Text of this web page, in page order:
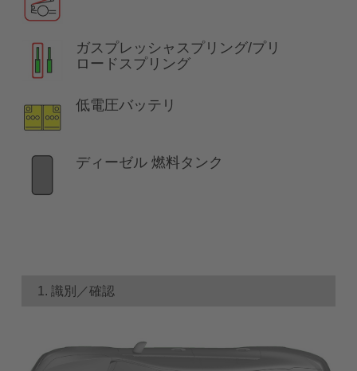
ガスプレッシャスプリング/プリ
ロードスプリング
低電圧バッテリ
ディーゼル 燃料タンク
1. 識別／確認